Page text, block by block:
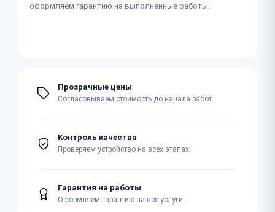
оформляем гарантию на выполненные работы.
Прозрачные цены
Согласовываем стоимость до начала работ.
Контроль качества
Проверяем устройство на всех этапах.
Гарантия на работы
Оформляем гарантию на все услуги.